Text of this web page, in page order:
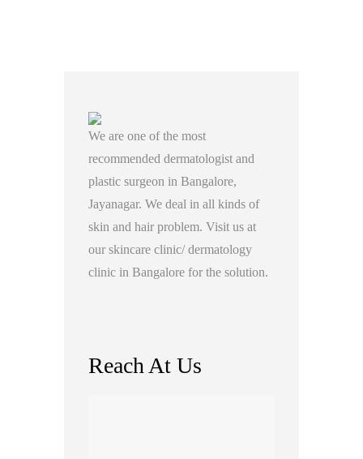
We are one of the most
recommended dermatologist and
plastic surgeon in Bangalore,
Jayanagar. We deal in all kinds of
skin and hair problem. Visit us at
our skincare clinic/ dermatology
clinic in Bangalore for the solution.
Reach At Us